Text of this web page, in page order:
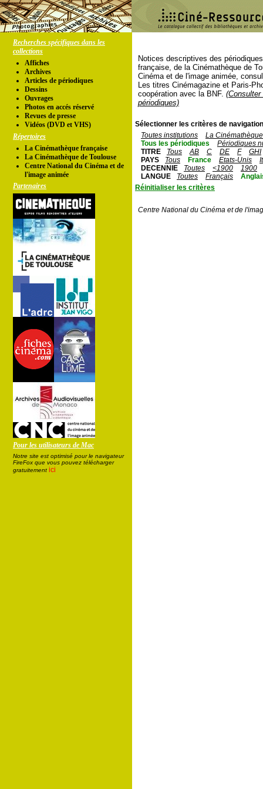
Recherches spécifiques dans les
collections
Affiches
Archives
Articles de périodiques
Dessins
Ouvrages
Photos en accés réservé
Revues de presse
Vidéos (DVD et VHS)
Répertoires
La Cinémathèque française
La Cinémathèque de Toulouse
Centre National du Cinéma et de
l'image animée
Partenaires
Pour les utilisateurs de Mac
Notre site est optimisé pour le navigateur
FireFox que vous pouvez télécharger
gratuitement ici
Notices descriptives des
française, de la Cinémathèque de
Cinéma et de l'image animée,
Les titres Cinémagazine et Paris-
coopération avec la BNF.
périodiques)
Sélectionner les critères de
Toutes institutions
La
Tous les périodiques
Périodiques
TITRE
Tous AB C DE F
GHI
PAYS
Tous France Etats-Unis
DECENNIE
Toutes <1900
1900
LANGUE
Toutes Français
Réinitialiser les critères
Centre National du Cinéma et de